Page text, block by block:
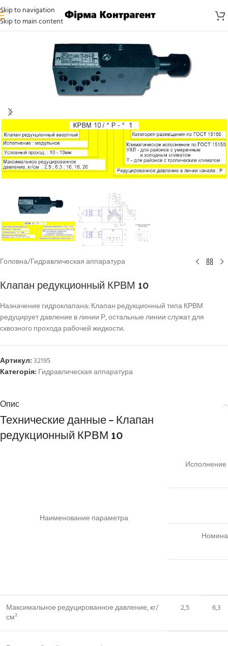
Skip to navigation
Skip to main content
Головна/Гидравлическая аппаратура
Клапан редукционный КРВМ 10
Назначение гидроклапана: Клапан редукционный типа КРВМ
редуцирует давление в линии Р, остальные линии служат для
сквозного прохода рабочей жидкости.
Артикул:32195
Категорія: Гидравлическая аппаратура
Опис
Технические данные – Клапан
редукционный КРВМ 10
Наименование параметра
Максимальное редуцированное давление, кг/
см²
2,5 6,3